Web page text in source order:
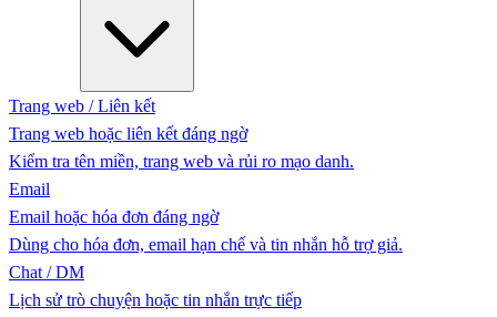
Trang web / Liên kết
Trang web hoặc liên kết đáng ngờ
Kiểm tra tên miền, trang web và rủi ro mạo danh.
Email
Email hoặc hóa đơn đáng ngờ
Dùng cho hóa đơn, email hạn chế và tin nhắn hỗ trợ giả.
Chat / DM
Lịch sử trò chuyện hoặc tin nhắn trực tiếp